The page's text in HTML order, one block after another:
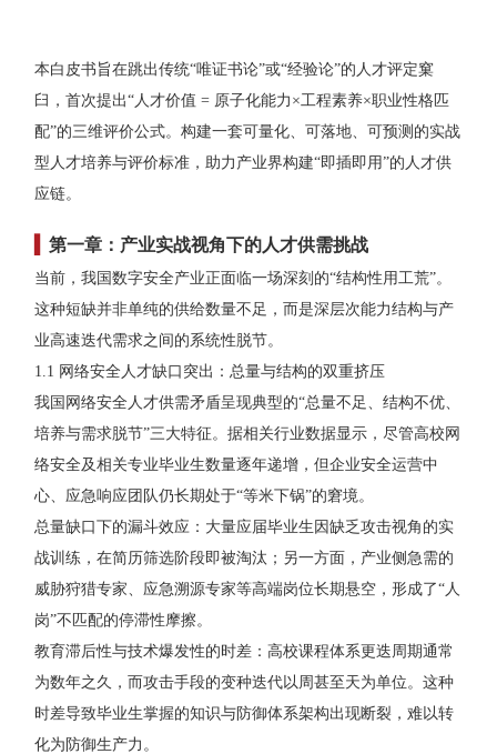
本白皮书旨在跳出传统“唯证书论”或“经验论”的人才评定窠
臼，首次提出“人才价值 = 原子化能力×工程素养×职业性格匹
配”的三维评价公式。构建一套可量化、可落地、可预测的实战
型人才培养与评价标准，助力产业界构建“即插即用”的人才供
应链。
第一章：产业实战视角下的人才供需挑战
当前，我国数字安全产业正面临一场深刻的“结构性用工荒”。
这种短缺并非单纯的供给数量不足，而是深层次能力结构与产
业高速迭代需求之间的系统性脱节。
1.1 网络安全人才缺口突出：总量与结构的双重挤压
我国网络安全人才供需矛盾呈现典型的“总量不足、结构不优、
培养与需求脱节”三大特征。据相关行业数据显示，尽管高校网
络安全及相关专业毕业生数量逐年递增，但企业安全运营中
心、应急响应团队仍长期处于“等米下锅”的窘境。
总量缺口下的漏斗效应：大量应届毕业生因缺乏攻击视角的实
战训练，在简历筛选阶段即被淘汰；另一方面，产业侧急需的
威胁狩猎专家、应急溯源专家等高端岗位长期悬空，形成了“人
岗”不匹配的停滞性摩擦。
教育滞后性与技术爆发性的时差：高校课程体系更迭周期通常
为数年之久，而攻击手段的变种迭代以周甚至天为单位。这种
时差导致毕业生掌握的知识与防御体系架构出现断裂，难以转
化为防御生产力。